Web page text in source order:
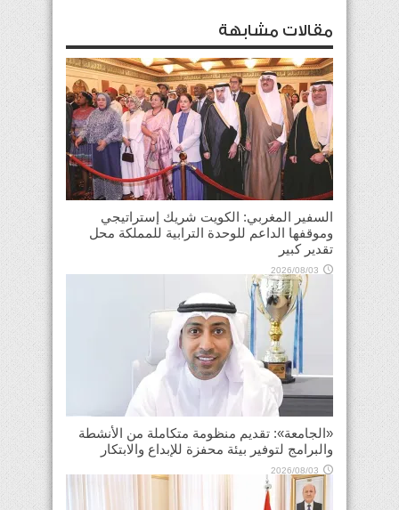
مقالات مشابهة
السفير المغربي: الكويت شريك إستراتيجي
وموقفها الداعم للوحدة الترابية للمملكة محل
تقدير كبير
2026/08/03
«الجامعة»: تقديم منظومة متكاملة من الأنشطة
والبرامج لتوفير بيئة محفزة للإبداع والابتكار
2026/08/03